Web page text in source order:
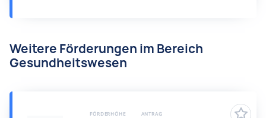
Weitere Förderungen im Bereich
Gesundheitswesen
FÖRDERHÖHE ANTRAG